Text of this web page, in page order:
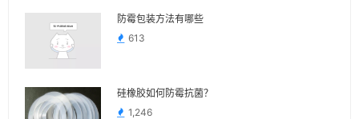
防霉包装方法有哪些
613
硅橡胶如何防霉抗菌？
1,246